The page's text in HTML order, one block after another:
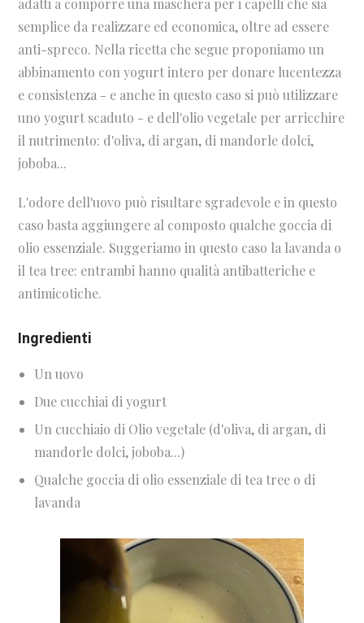
adatti a comporre una maschera per i capelli che sia
semplice da realizzare ed economica, oltre ad essere
anti-spreco. Nella ricetta che segue proponiamo un
abbinamento con yogurt intero per donare lucentezza
e consistenza - e anche in questo caso si può utilizzare
uno yogurt scaduto - e dell'olio vegetale per arricchire
il nutrimento: d'oliva, di argan, di mandorle dolci,
joboba...
L'odore dell'uovo può risultare sgradevole e in questo
caso basta aggiungere al composto qualche goccia di
olio essenziale. Suggeriamo in questo caso la lavanda o
il tea tree: entrambi hanno qualità antibatteriche e
antimicotiche.
Ingredienti
Un uovo
Due cucchiai di yogurt
Un cucchiaio di Olio vegetale (d'oliva, di argan, di
mandorle dolci, joboba...)
Qualche goccia di olio essenziale di tea tree o di
lavanda